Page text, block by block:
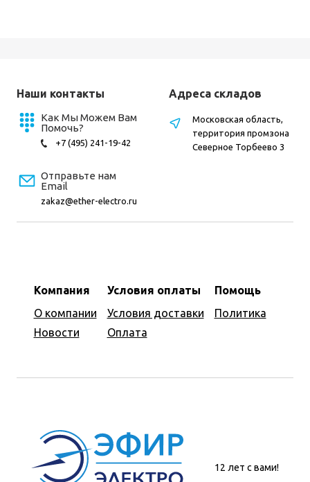
Наши контакты
Как Мы Можем Вам
Помочь?
+7 (495) 241-19-42
Отправьте нам
Email
zakaz@ether-electro.ru
Компания
О компании
Новости
Условия оплаты
Условия доставки
Оплата
Помощь
Политика
Адреса складов
Московская область,
территория промзона
Северное Торбеево 3
12 лет с вами!